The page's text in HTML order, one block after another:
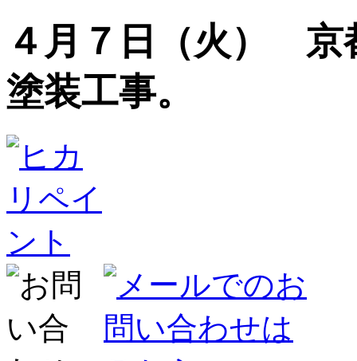
４月７日（火）
塗装工事。